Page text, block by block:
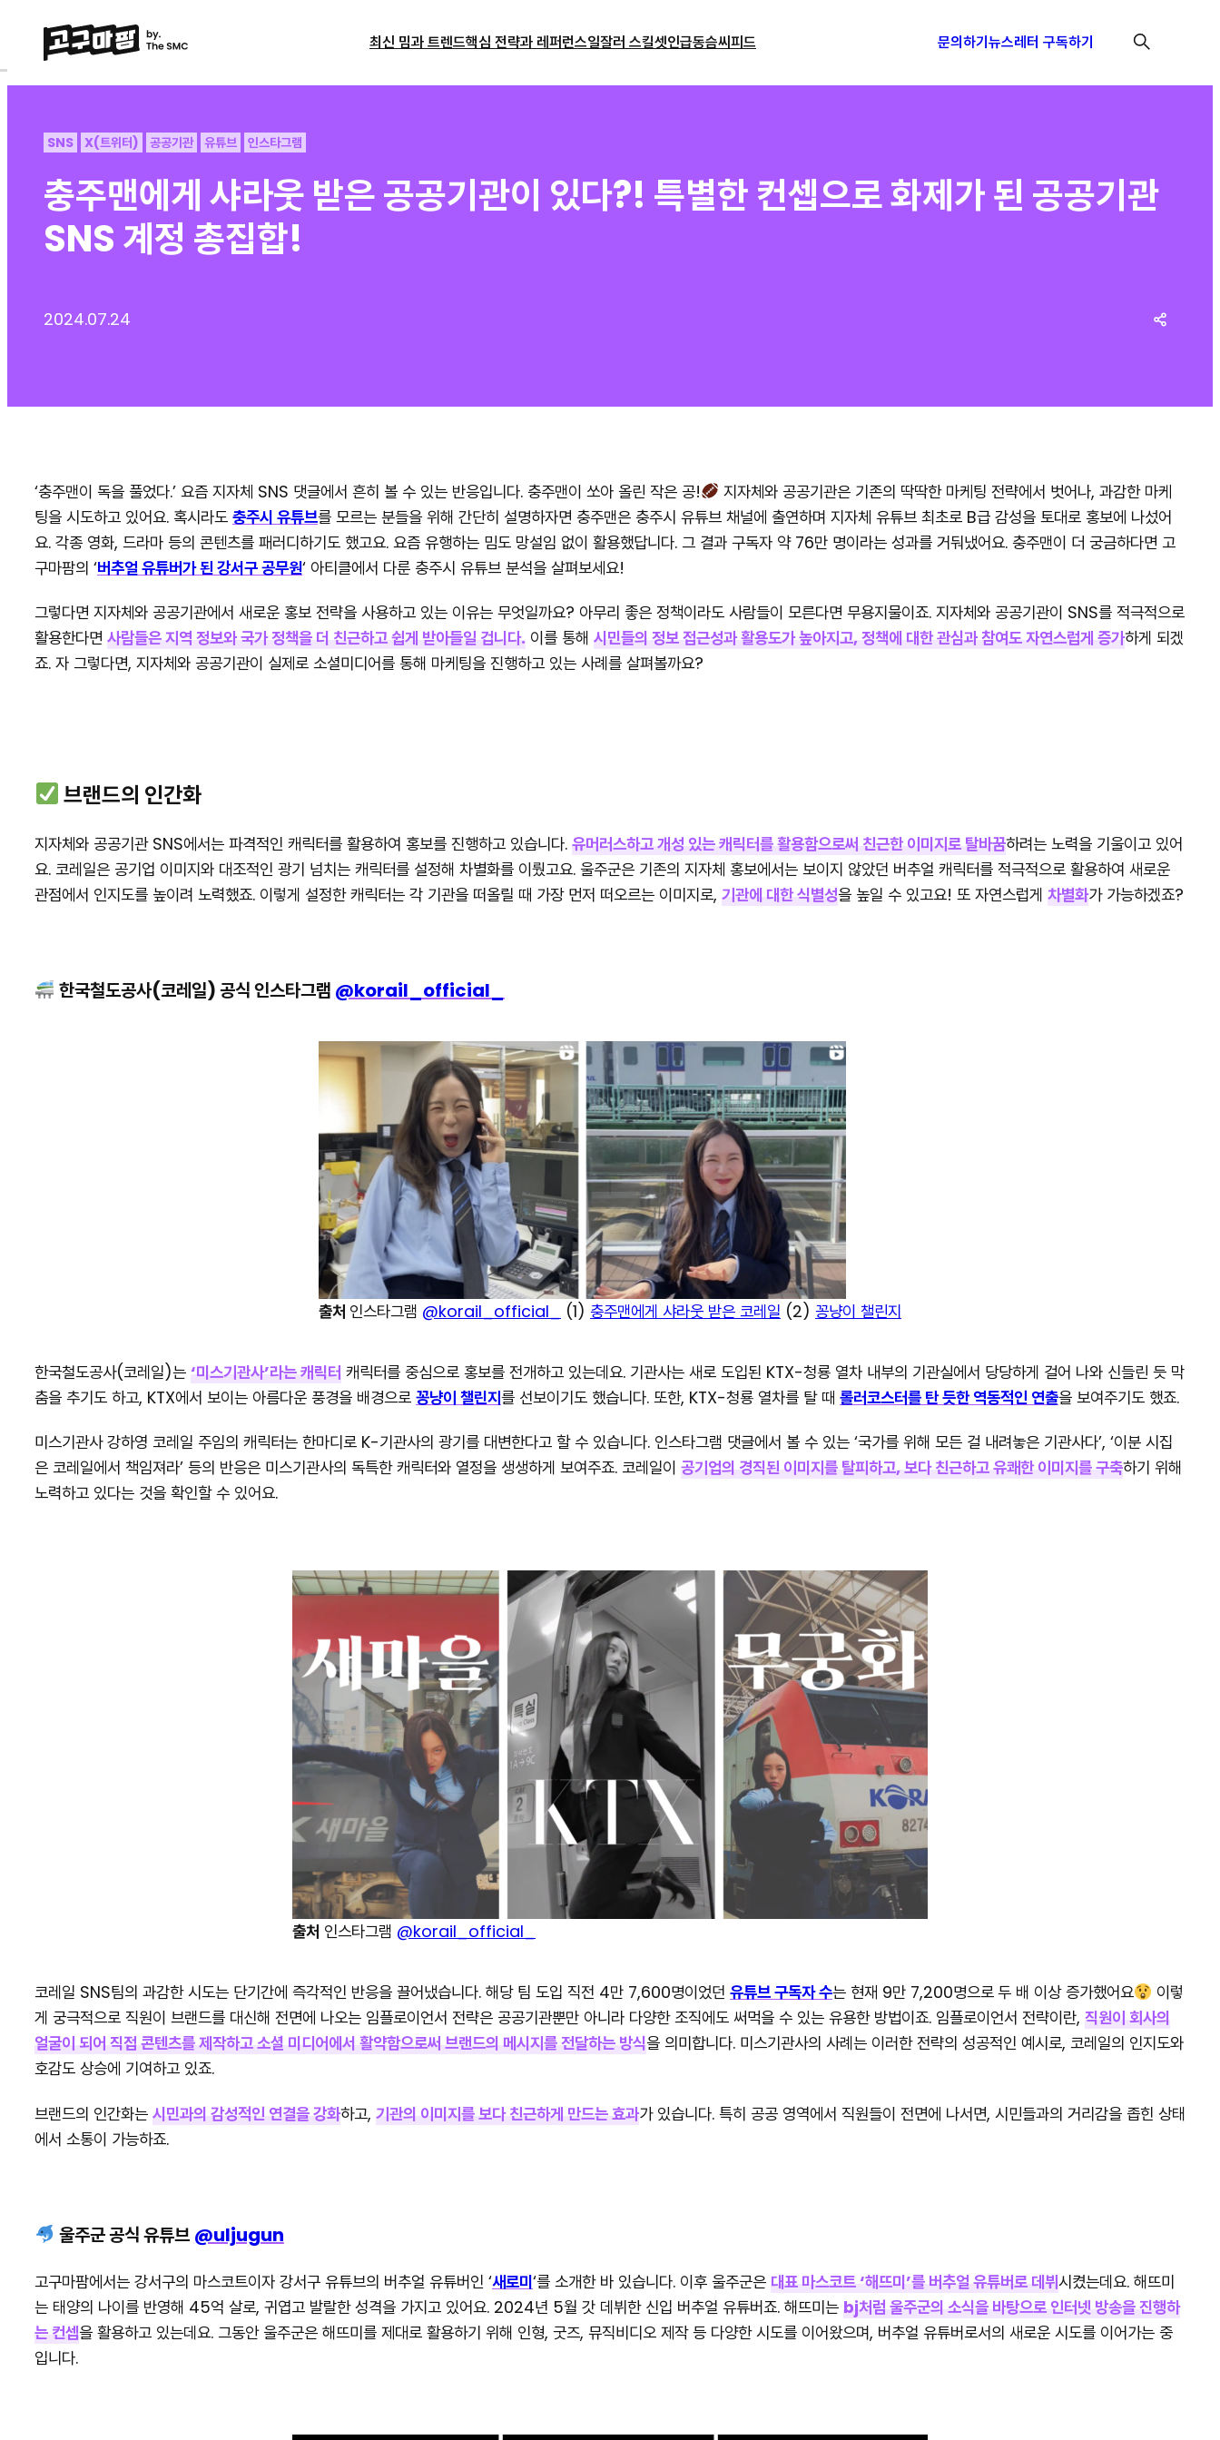
최신 밈과 트렌드핵심 전략과 레퍼런스일잘러 스킬셋인급동슴씨피드 문의하기뉴스레터 구독하기
SNS X(트위터) 공공기관 유튜브 인스타그램
충주맨에게 샤라웃 받은 공공기관이 있다?! 특별한 컨셉으로 화제가 된 공공기관
SNS 계정 총집합!
2024.07.24
‘충주맨이 독을 풀었다.’ 요즘 지자체 SNS 댓글에서 흔히 볼 수 있는 반응입니다. 충주맨이 쏘아 올린 작은 공!
지자체와 공공기관은 기존의 딱딱한 마케팅 전략에서 벗어나, 과감한 마케
팅을 시도하고 있어요. 혹시라도 충주시 유튜브를 모르는 분들을 위해 간단히 설명하자면 충주맨은 충주시 유튜브 채널에 출연하며 지자체 유튜브 최초로 B급 감성을 토대로 홍보에 나섰어
요. 각종 영화, 드라마 등의 콘텐츠를 패러디하기도 했고요. 요즘 유행하는 밈도 망설임 없이 활용했답니다. 그 결과 구독자 약 76만 명이라는 성과를 거둬냈어요. 충주맨이 더 궁금하다면 고
구마팜의 ‘버추얼 유튜버가 된 강서구 공무원‘ 아티클에서 다룬 충주시 유튜브 분석을 살펴보세요!
그렇다면 지자체와 공공기관에서 새로운 홍보 전략을 사용하고 있는 이유는 무엇일까요? 아무리 좋은 정책이라도 사람들이 모른다면 무용지물이죠. 지자체와 공공기관이 SNS를 적극적으로
활용한다면 사람들은 지역 정보와 국가 정책을 더 친근하고 쉽게 받아들일 겁니다. 이를 통해 시민들의 정보 접근성과 활용도가 높아지고, 정책에 대한 관심과 참여도 자연스럽게 증가하게 되겠
죠. 자 그렇다면, 지자체와 공공기관이 실제로 소셜미디어를 통해 마케팅을 진행하고 있는 사례를 살펴볼까요?
브랜드의 인간화
지자체와 공공기관 SNS에서는 파격적인 캐릭터를 활용하여 홍보를 진행하고 있습니다. 유머러스하고 개성 있는 캐릭터를 활용함으로써 친근한 이미지로 탈바꿈하려는 노력을 기울이고 있어
요. 코레일은 공기업 이미지와 대조적인 광기 넘치는 캐릭터를 설정해 차별화를 이뤘고요. 울주군은 기존의 지자체 홍보에서는 보이지 않았던 버추얼 캐릭터를 적극적으로 활용하여 새로운
관점에서 인지도를 높이려 노력했죠. 이렇게 설정한 캐릭터는 각 기관을 떠올릴 때 가장 먼저 떠오르는 이미지로, 기관에 대한 식별성을 높일 수 있고요! 또 자연스럽게 차별화가 가능하겠죠?
한국철도공사(코레일) 공식 인스타그램 @korail_official_
출처 인스타그램 @korail_official_ (1) 충주맨에게 샤라웃 받은 코레일 (2) 꽁냥이 챌린지
한국철도공사(코레일)는 ‘미스기관사’라는 캐릭터 캐릭터를 중심으로 홍보를 전개하고 있는데요. 기관사는 새로 도입된 KTX-청룡 열차 내부의 기관실에서 당당하게 걸어 나와 신들린 듯 막
춤을 추기도 하고, KTX에서 보이는 아름다운 풍경을 배경으로 꽁냥이 챌린지를 선보이기도 했습니다. 또한, KTX-청룡 열차를 탈 때 롤러코스터를 탄 듯한 역동적인 연출을 보여주기도 했죠.
미스기관사 강하영 코레일 주임의 캐릭터는 한마디로 K-기관사의 광기를 대변한다고 할 수 있습니다. 인스타그램 댓글에서 볼 수 있는 ‘국가를 위해 모든 걸 내려놓은 기관사다’, ‘이분 시집
은 코레일에서 책임져라’ 등의 반응은 미스기관사의 독특한 캐릭터와 열정을 생생하게 보여주죠. 코레일이 공기업의 경직된 이미지를 탈피하고, 보다 친근하고 유쾌한 이미지를 구축하기 위해
노력하고 있다는 것을 확인할 수 있어요.
출처 인스타그램 @korail_official_
코레일 SNS팀의 과감한 시도는 단기간에 즉각적인 반응을 끌어냈습니다. 해당 팀 도입 직전 4만 7,600명이었던 유튜브 구독자 수는 현재 9만 7,200명으로두 배 이상 증가했어요
이렇
게 궁극적으로 직원이 브랜드를 대신해 전면에 나오는 임플로이언서 전략은 공공기관뿐만 아니라 다양한 조직에도 써먹을 수 있는 유용한 방법이죠. 임플로이언서 전략이란, 직원이 회사의
얼굴이 되어 직접 콘텐츠를 제작하고 소셜 미디어에서 활약함으로써 브랜드의 메시지를 전달하는 방식을 의미합니다. 미스기관사의 사례는 이러한 전략의 성공적인 예시로, 코레일의 인지도와
호감도 상승에 기여하고 있죠.
브랜드의 인간화는 시민과의 감성적인 연결을 강화하고, 기관의 이미지를 보다 친근하게 만드는 효과가 있습니다. 특히 공공 영역에서 직원들이 전면에 나서면, 시민들과의 거리감을 좁힌 상태
에서 소통이 가능하죠.
울주군 공식 유튜브 @uljugun
고구마팜에서는 강서구의 마스코트이자 강서구 유튜브의 버추얼 유튜버인 ‘새로미‘를 소개한 바 있습니다. 이후 울주군은 대표 마스코트 ‘해뜨미’를 버추얼 유튜버로 데뷔시켰는데요. 해뜨미
는 태양의 나이를 반영해 45억 살로, 귀엽고 발랄한 성격을 가지고 있어요. 2024년 5월 갓 데뷔한 신입 버추얼 유튜버죠. 해뜨미는 bj처럼 울주군의 소식을 바탕으로 인터넷 방송을 진행하
는 컨셉을 활용하고 있는데요. 그동안 울주군은 해뜨미를 제대로 활용하기 위해 인형, 굿즈, 뮤직비디오 제작 등 다양한 시도를 이어왔으며, 버추얼 유튜버로서의 새로운 시도를 이어가는 중
입니다.